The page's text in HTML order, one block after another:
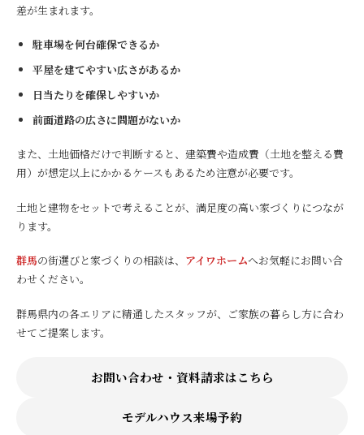
差が生まれます。
駐車場を何台確保できるか
平屋を建てやすい広さがあるか
日当たりを確保しやすいか
前面道路の広さに問題がないか
また、土地価格だけで判断すると、建築費や造成費（土地を整える費
用）が想定以上にかかるケースもあるため注意が必要です。
土地と建物をセットで考えることが、満足度の高い家づくりにつなが
ります。
群馬の街選びと家づくりの相談は、 アイワホームへお気軽にお問い合
わせください。
群馬県内の各エリアに精通したスタッフが、ご家族の暮らし方に合わ
せてご提案します。
お問い合わせ・資料請求はこちら
モデルハウス来場予約